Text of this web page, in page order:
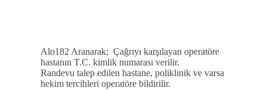
Alo182 Aranarak; Çağrıyı karşılayan operatöre
hastanın T.C. kimlik numarası verilir.
Randevu talep edilen hastane, poliklinik ve varsa
hekim tercihleri operatöre bildirilir.